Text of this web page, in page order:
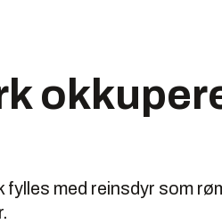
med reinsdyr som